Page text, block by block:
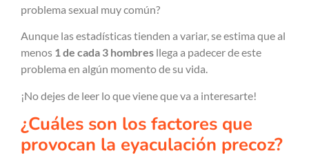
problema sexual muy común?
Aunque las estadísticas tienden a variar, se estima que al
menos 1 de cada 3 hombres llega a padecer de este
problema en algún momento de su vida.
¡No dejes de leer lo que viene que va a interesarte!
¿Cuáles son los factores que
provocan la eyaculación precoz?